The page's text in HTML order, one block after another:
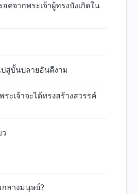
ดจากพระเจ้าผู้ทรงบังเกิดใน
สู่บั้นปลายอันดีงาม
ะเจ้าจะได้ทรงสร้างสวรรค์
กลางมนุษย์?